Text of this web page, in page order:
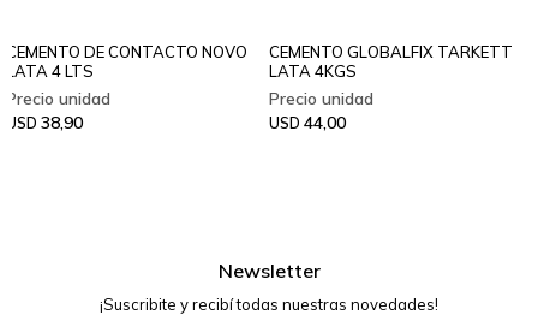
CEMENTO DE CONTACTO NOVO
LATA 4 LTS
USD 38,90
CEMENTO GLOBALFIX TARKETT
LATA 4KGS
USD 44,00
Newsletter
¡Suscribite y recibí todas nuestras novedades!